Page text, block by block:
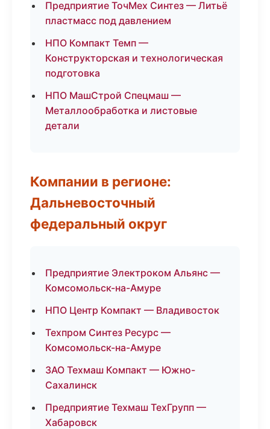
Предприятие ТочМех Синтез — Литьё
пластмасс под давлением
НПО Компакт Темп —
Конструкторская и технологическая
подготовка
НПО МашСтрой Спецмаш —
Металлообработка и листовые
детали
Компании в регионе:
Дальневосточный
федеральный округ
Предприятие Электроком Альянс —
Комсомольск-на-Амуре
НПО Центр Компакт — Владивосток
Техпром Синтез Ресурс —
Комсомольск-на-Амуре
ЗАО Техмаш Компакт — Южно-
Сахалинск
Предприятие Техмаш ТехГрупп —
Хабаровск